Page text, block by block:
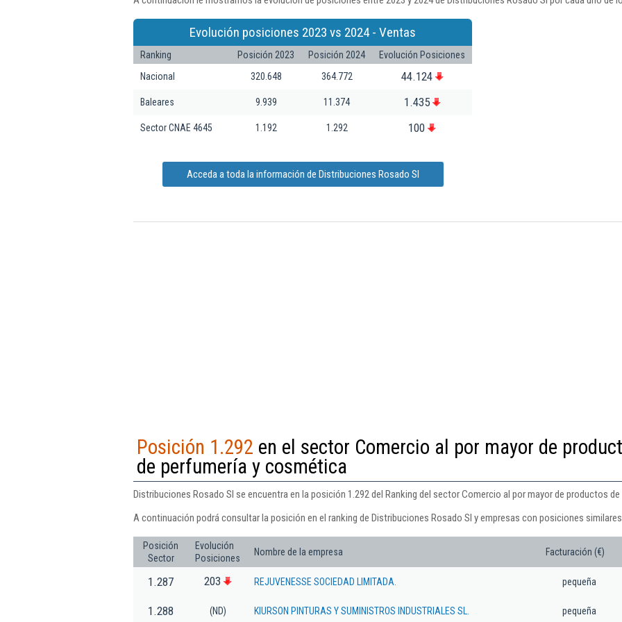
Evolución posiciones 2023 vs 2024 - Ventas
Ranking Posición 2023 Posición 2024
Evolución Posiciones
Nacional
320.648 364.772 44.124
Baleares 9.939 11.374 1.435
Sector CNAE 4645 1.192 1.292 100
Acceda a toda la información de Distribuciones Rosado Sl
Posición 1.292 en el sector Comercio al por mayor de
de perfumería y cosmética
Distribuciones Rosado Sl se encuentra en la posición 1.292 del Ranking del sector Comercio al por mayor de productos
A continuación podrá consultar la posición en el ranking de Distribuciones Rosado Sl y empresas con posiciones
Posición
Sector
Evolución
Posiciones
Nombre de la empresa Facturación (€)
1.287 203 REJUVENESSE SOCIEDAD LIMITADA. pequeña
1.288 (ND) KIURSON PINTURAS Y SUMINISTROS INDUSTRIALES SL. pequeña